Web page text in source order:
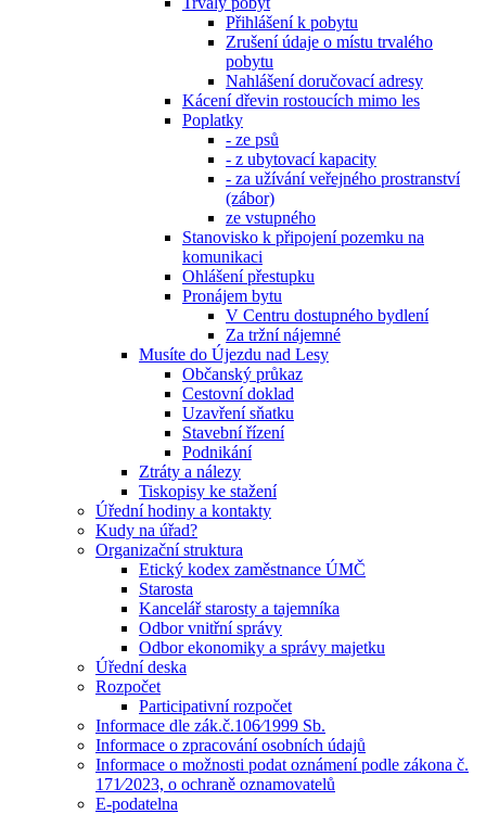
Přihlášení k pobytu
Zrušení údaje o místu trvalého
pobytu
Nahlášení doručovací adresy
Kácení dřevin rostoucích mimo les
Poplatky
- ze psů
- z ubytovací kapacity
- za užívání veřejného prostranství
(zábor)
ze vstupného
Stanovisko k připojení pozemku na
komunikaci
Ohlášení přestupku
Pronájem bytu
V Centru dostupného bydlení
Za tržní nájemné
Musíte do Újezdu nad Lesy
Občanský průkaz
Cestovní doklad
Uzavření sňatku
Stavební řízení
Podnikání
Ztráty a nálezy
Tiskopisy ke stažení
Úřední hodiny a kontakty
Kudy na úřad?
Organizační struktura
Etický kodex zaměstnance ÚMČ
Starosta
Kancelář starosty a tajemníka
Odbor vnitřní správy
Odbor ekonomiky a správy majetku
Úřední deska
Rozpočet
Participativní rozpočet
Informace dle zák.č.106⁄1999 Sb.
Informace o zpracování osobních údajů
Informace o možnosti podat oznámení podle zákona č.
171⁄2023, o ochraně oznamovatelů
E-podatelna